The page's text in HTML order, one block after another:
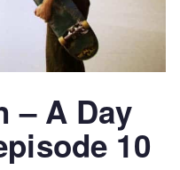
– A Day
10